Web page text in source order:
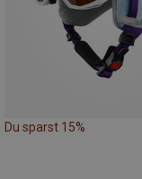
Du sparst 15%